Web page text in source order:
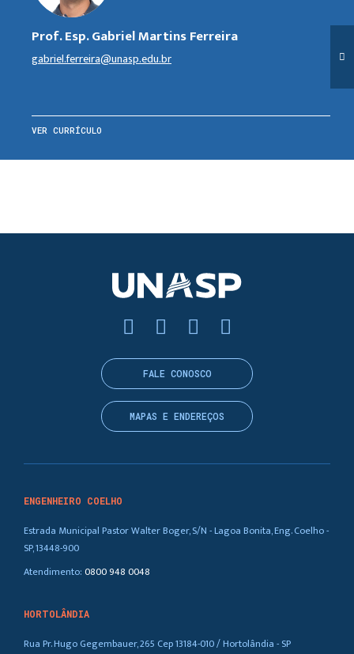
Prof. Esp. Gabriel Martins Ferreira
gabriel.ferreira@unasp.edu.br
VER CURRÍCULO
ENGENHEIRO COELHO
Estrada Municipal Pastor Walter Boger, S/N - Lagoa Bonita, Eng. Coelho -
SP, 13448-900
Atendimento:0800 948 0048
HORTOLÂNDIA
Rua Pr. Hugo Gegembauer, 265 Cep 13184-010 / Hortolândia - SP
FALE CONOSCO
MAPAS E ENDEREÇOS